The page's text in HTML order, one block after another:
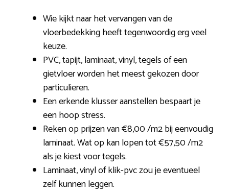
Wie kijkt naar het vervangen van de
vloerbedekking heeft tegenwoordig erg veel
keuze.
PVC, tapijt, laminaat, vinyl, tegels of een
gietvloer worden het meest gekozen door
particulieren.
Een erkende klusser aanstellen bespaart je
een hoop stress.
Reken op prijzen van €8,00 /m2 bij eenvoudig
laminaat. Wat op kan lopen tot €57,50 /m2
als je kiest voor tegels.
Laminaat, vinyl of klik-pvc zou je eventueel
zelf kunnen leggen.